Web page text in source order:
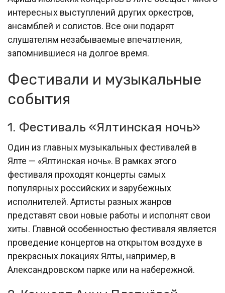
интересных выступлений других оркестров,
ансамблей и солистов. Все они подарят
слушателям незабываемые впечатления,
запомнившиеся на долгое время.
Фестивали и музыкальные
события
1. Фестиваль «Ялтинская ночь»
Один из главных музыкальных фестивалей в
Ялте — «Ялтинская ночь». В рамках этого
фестиваля проходят концерты самых
популярных российских и зарубежных
исполнителей. Артисты разных жанров
представят свои новые работы и исполнят свои
хиты. Главной особенностью фестиваля является
проведение концертов на открытом воздухе в
прекрасных локациях Ялты, например, в
Александровском парке или на набережной.